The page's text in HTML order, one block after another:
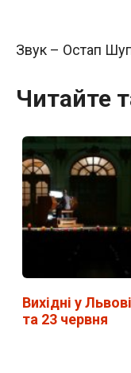
Звук – Остап
Читайте
Вихідні у
та 23 червня